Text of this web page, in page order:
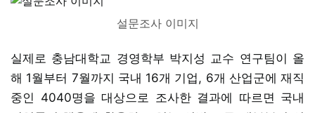
설문조사 이미지
실제로 충남대학교 경영학부 박지성 교수 연구팀이 올
해 1월부터 7월까지 국내 16개 기업, 6개 산업군에 재직
중인 4040명을 대상으로 조사한 결과에 따르면 국내